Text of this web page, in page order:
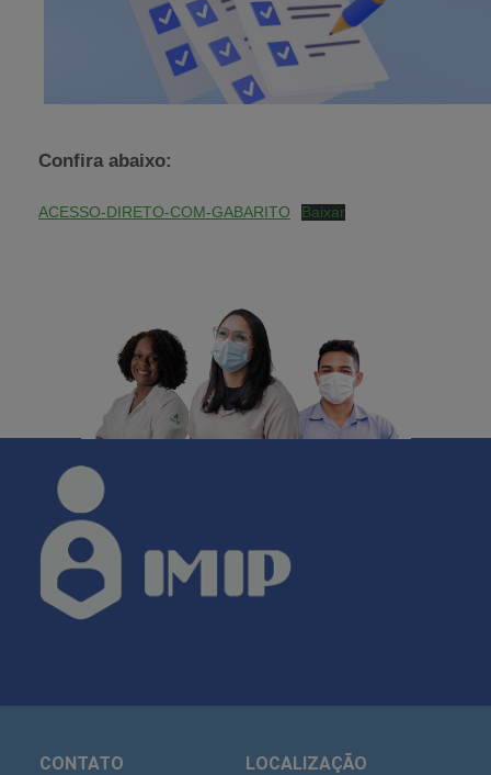
Confira abaixo:
ACESSO-DIRETO-COM-GABARITO Baixar
CONTATO
LOCALIZAÇÃO